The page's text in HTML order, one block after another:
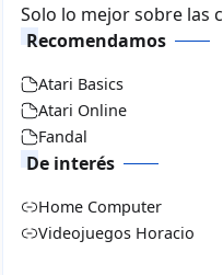
Solo lo mejor sobre las
Recomendamos
Atari Basics
Atari Online
Fandal
De interés
Home Computer
Videojuegos Horacio